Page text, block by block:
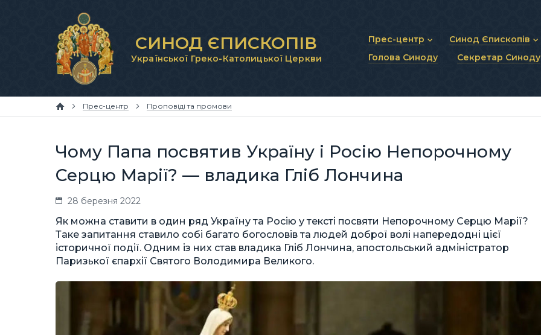
СИНОД ЄПИСКОПІВ
Української Греко-Католицької Церкви
Прес-центр
Новини та анонси
Синод Єпископів
Статут Синоду
Синодальні органи
Голова Синоду Секретар Синоду
Прес-центр Проповіді та промови
Чому Папа посвятив Україну і Росію Непорочному
Серцю Марії? — владика Гліб Лончина
28 березня 2022
Як можна ставити в один ряд Україну та Росію у тексті посвяти Непорочному Серцю Марії?
Таке запитання ставило собі багато богословів та людей доброї волі напередодні цієї
історичної події. Одним із них став владика Гліб Лончина, апостольський адміністратор
Паризької єпархії Святого Володимира Великого.